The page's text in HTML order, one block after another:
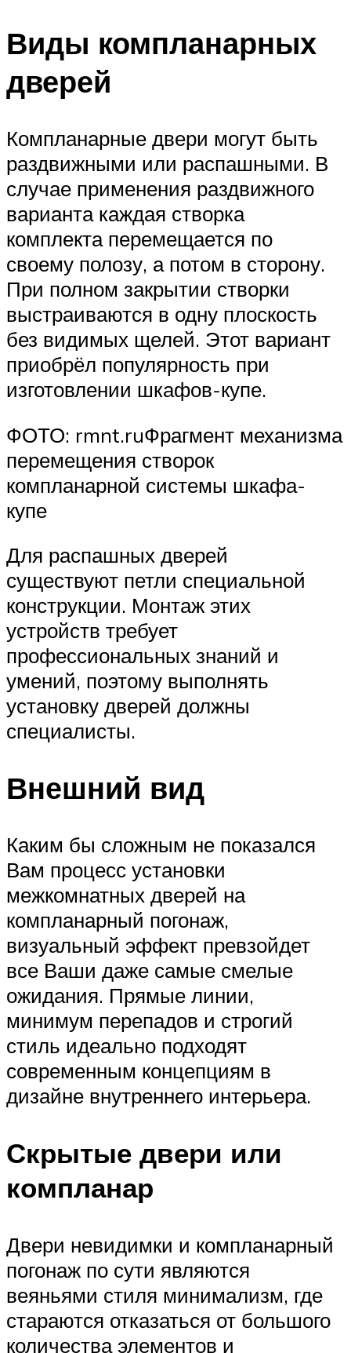
Виды компланарных
дверей
Компланарные двери могут быть
раздвижными или распашными. В
случае применения раздвижного
варианта каждая створка
комплекта перемещается по
своему полозу, а потом в сторону.
При полном закрытии створки
выстраиваются в одну плоскость
без видимых щелей. Этот вариант
приобрёл популярность при
изготовлении шкафов-купе.
ФОТО: rmnt.ruФрагмент механизма
перемещения створок
компланарной системы шкафа-
купе
Для распашных дверей
существуют петли специальной
конструкции. Монтаж этих
устройств требует
профессиональных знаний и
умений, поэтому выполнять
установку дверей должны
специалисты.
Внешний вид
Каким бы сложным не показался
Вам процесс установки
межкомнатных дверей на
компланарный погонаж,
визуальный эффект превзойдет
все Ваши даже самые смелые
ожидания. Прямые линии,
минимум перепадов и строгий
стиль идеально подходят
современным концепциям в
дизайне внутреннего интерьера.
Скрытые двери или
компланар
Двери невидимки и компланарный
погонаж по сути являются
веяньями стиля минимализм, где
стараются отказаться от большого
количества элементов и